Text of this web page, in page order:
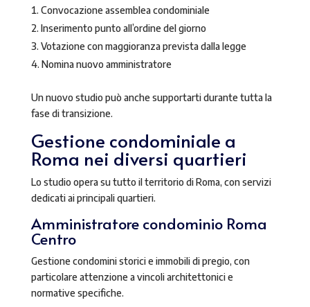
Convocazione assemblea condominiale
Inserimento punto all’ordine del giorno
Votazione con maggioranza prevista dalla legge
Nomina nuovo amministratore
Un nuovo studio può anche supportarti durante tutta la
fase di transizione.
Gestione condominiale a
Roma nei diversi quartieri
Lo studio opera su tutto il territorio di Roma, con servizi
dedicati ai principali quartieri.
Amministratore condominio Roma
Centro
Gestione condomini storici e immobili di pregio, con
particolare attenzione a vincoli architettonici e
normative specifiche.